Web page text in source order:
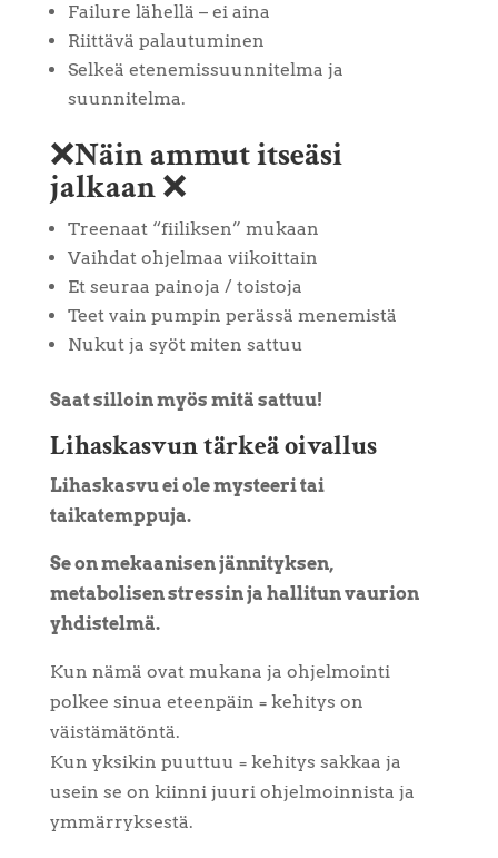
Failure lähellä – ei aina
Riittävä palautuminen
Selkeä etenemissuunnitelma ja
suunnitelma.
❌Näin ammut itseäsi
jalkaan❌
Treenaat “fiiliksen” mukaan
Vaihdat ohjelmaa viikoittain
Et seuraa painoja / toistoja
Teet vain pumpin perässä menemistä
Nukut ja syöt miten sattuu
Saat silloin myös mitä sattuu!
Lihaskasvun tärkeä oivallus
Lihaskasvu ei ole mysteeri tai
taikatemppuja.
Se on mekaanisen jännityksen,
metabolisen stressin ja hallitun vaurion
yhdistelmä.
Kun nämä ovat mukana ja ohjelmointi
polkee sinua eteenpäin = kehitys on
väistämätöntä.
Kun yksikin puuttuu = kehitys sakkaa ja
usein se on kiinni juuri ohjelmoinnista ja
ymmärryksestä.